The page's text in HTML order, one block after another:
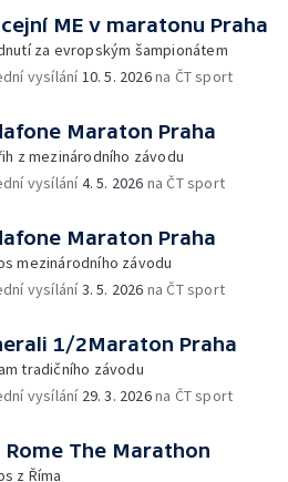
ME v maratonu Praha
za evropským šampionátem
vysílání10. 5. 2026na ČT sport
Maraton Praha
z mezinárodního závodu
vysílání4. 5. 2026 na ČT sport
Maraton Praha
mezinárodního závodu
vysílání3. 5. 2026 na ČT sport
1/2Maraton Praha
tradičního závodu
vysílání 29. 3. 2026na ČT sport
Rome The Marathon
z Říma